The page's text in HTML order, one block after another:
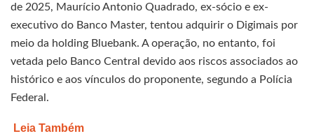
de 2025, Maurício Antonio Quadrado, ex-sócio e ex-
executivo do Banco Master, tentou adquirir o Digimais por
meio da holding Bluebank. A operação, no entanto, foi
vetada pelo Banco Central devido aos riscos associados ao
histórico e aos vínculos do proponente, segundo a Polícia
Federal.
Leia Também